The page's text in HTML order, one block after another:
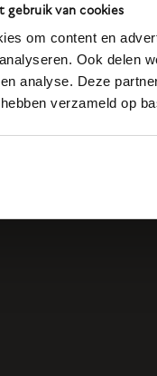
gebruik van cookies
om content en
Ook delen
analyse. Deze
verzameld op